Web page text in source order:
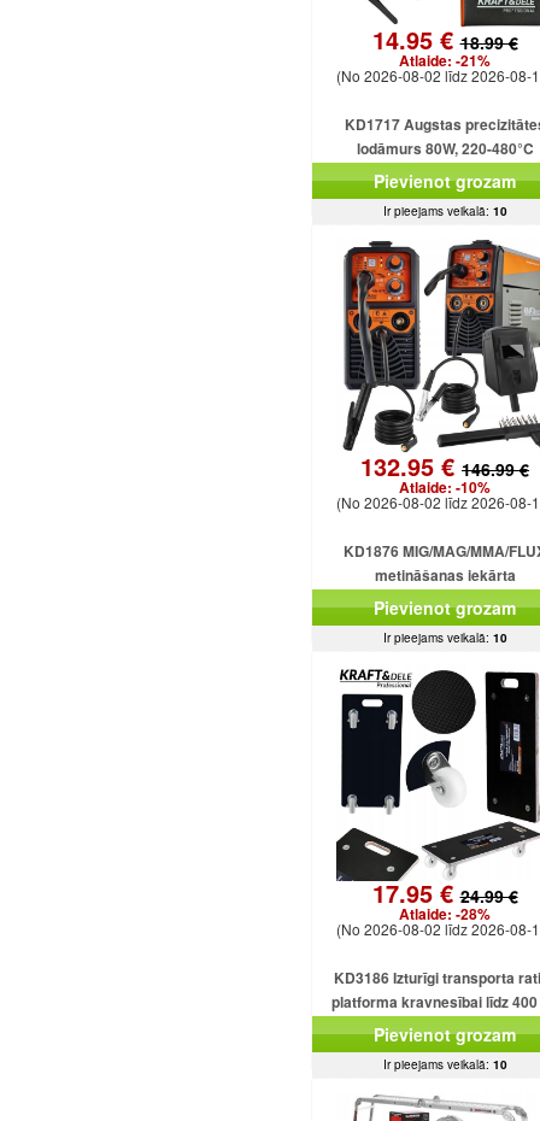
14.95 €18.99 €
Atlaide: -21%
(No 2026-08-02 līdz 2026-08-
KD1717 Augstas
lodāmurs 80W, 220-480°C
Pievienot grozam
Ir pieejams veikalā: 10
132.95 € 146.99 €
Atlaide: -10%
(No 2026-08-02 līdz 2026-08-
KD1876 MIG/MAG/MMA/
metināšanas iekārta
Pievienot grozam
Ir pieejams veikalā: 10
17.95 €24.99 €
Atlaide: -28%
(No 2026-08-02 līdz 2026-08-
KD3186 Izturīgi transporta
platforma kravnesībai līdz
Pievienot grozam
Ir pieejams veikalā: 10